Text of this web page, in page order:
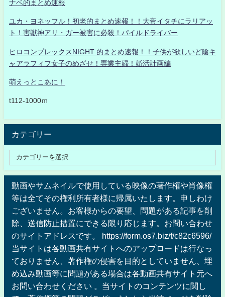
ナベ的まとめ速報
ユカ・ヨネッフル！初老的まとめ速報！！大帝イタチにラリアッ
ト！害獣神アリ・ガー被害に必殺！パイルドライバー
ヒロコンプレックスNIGHT 的まとめ速報！！子供が欲しいど陰キ
ャアラフィフ女子のめざせ！専業主婦！婚活計画編
萌えっとこあに！
t112-1000ｍ
カテゴリー
動画やサムネイルで使用している映像の著作権や肖像権
等は全てその権利所有者様に帰属いたします。申しわけ
ございません。お客様からの要望、問題がある記事を削
除、送信防止措置にできる限り応じます。お問い合わせ
のサイトアドレスです。 https://form.os7.biz/f/c82c6596/
当サイトは各動画共有サイトへのアップロードは行なっ
ておりません、著作権の侵害を目的としていません、埋
め込み動画等に問題がある場合は各動画共有サイト元へ
お問い合わせください 。当サイトのコンテンツに関し